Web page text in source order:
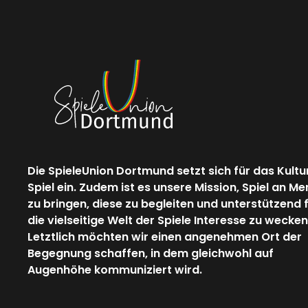
Die SpieleUnion Dortmund setzt sich für das
Spiel ein. Zudem ist es unsere Mission, Spiel an
zu bringen, diese zu begleiten und unterstützend
die vielseitige Welt der Spiele Interesse zu
Letztlich möchten wir einen angenehmen Ort der
Begegnung schaffen, in dem gleichwohl auf
Augenhöhe kommuniziert wird.